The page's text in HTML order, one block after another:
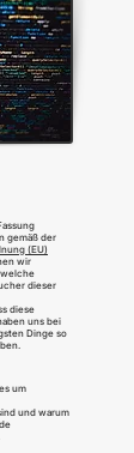
gemäß der
(EU)
wir
dieser
diese
uns bei
Dinge so
um
und warum